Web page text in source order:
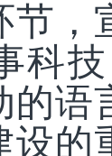
节，
科
的语
设的